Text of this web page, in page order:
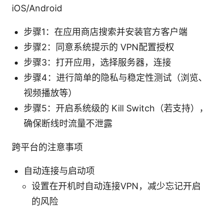
iOS/Android
步骤1：在应用商店搜索并安装官方客户端
步骤2：同意系统提示的 VPN配置授权
步骤3：打开应用，选择服务器，连接
步骤4：进行简单的隐私与稳定性测试（浏览、
视频播放等）
步骤5：开启系统级的 Kill Switch（若支持），
确保断线时流量不泄露
跨平台的注意事项
自动连接与启动项
设置在开机时自动连接VPN，减少忘记开启
的风险